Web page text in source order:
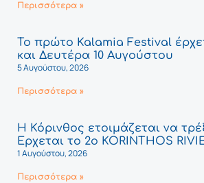
Περισσότερα »
Το πρώτο Kalamia Festival
και Δευτέρα 10 Αυγούστου
5 Αυγούστου, 2026
Περισσότερα »
Η Κόρινθος ετοιμάζεται να
Έρχεται το 2ο KORINTHOS
1 Αυγούστου, 2026
Περισσότερα »